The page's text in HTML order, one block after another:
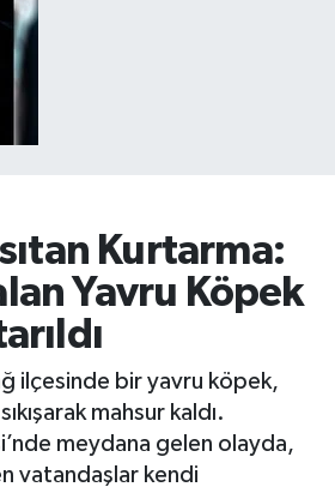
Kurtarma:
Yavru Köpek
ilçesinde bir yavru köpek,
mahsur kaldı.
meydana gelen olayda,
vatandaşlar kendi